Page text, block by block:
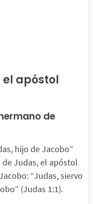
el apóstol
de
hijo de Jacobo”
Judas, el apóstol
“Judas, siervo
(Judas 1:1).